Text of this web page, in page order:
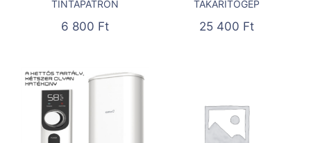
TINTAPATRON
6 800 Ft
TAKARÍTÓGÉP
25 400 Ft